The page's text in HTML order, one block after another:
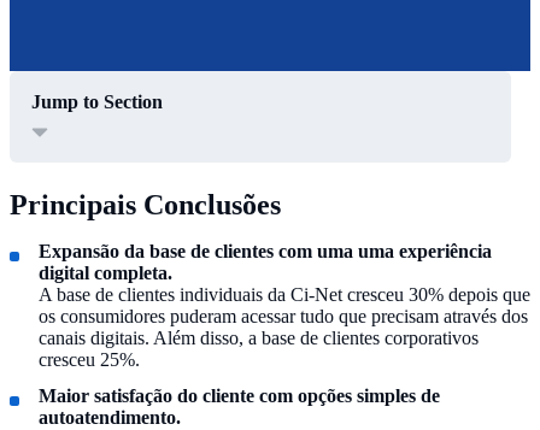
Jump to Section
Principais Conclusões
Expansão da base de clientes com uma uma experiência
digital completa.
A base de clientes individuais da Ci-Net cresceu 30% depois que
os consumidores puderam acessar tudo que precisam através dos
canais digitais. Além disso, a base de clientes corporativos
cresceu 25%.
Maior satisfação do cliente com opções simples de
autoatendimento.